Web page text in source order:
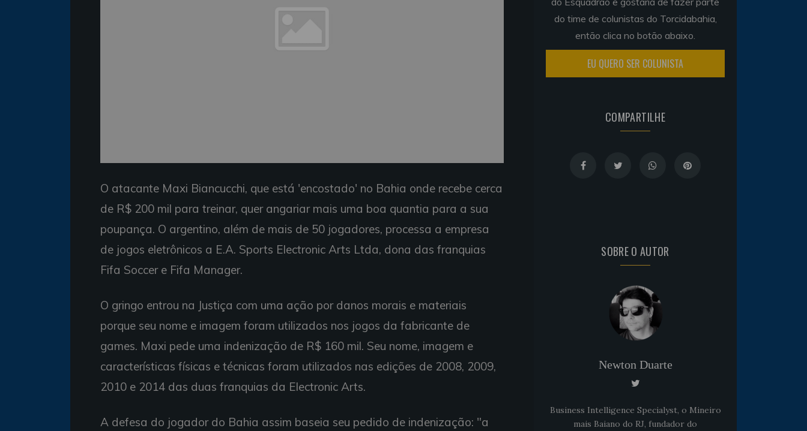
O atacante Maxi Biancucchi, que está 'encostado' no Bahia onde recebe cerca
de R$ 200 mil para treinar, quer angariar mais uma boa quantia para a sua
poupança. O argentino, além de mais de 50 jogadores, processa a empresa
de jogos eletrônicos a E.A. Sports Electronic Arts Ltda, dona das franquias
Fifa Soccer e Fifa Manager.
O gringo entrou na Justiça com uma ação por danos morais e materiais
porque seu nome e imagem foram utilizados nos jogos da fabricante de
games. Maxi pede uma indenização de R$ 160 mil. Seu nome, imagem e
características físicas e técnicas foram utilizados nas edições de 2008, 2009,
2010 e 2014 das duas franquias da Electronic Arts.
A defesa do jogador do Bahia assim baseia seu pedido de indenização: "a
do time de colunistas do Torcidabahia,
então clica no botão abaixo.
EU QUERO SER COLUNISTA
COMPARTILHE
SOBRE O AUTOR
Newton Duarte
Business Intelligence Specialyst, o Mineiro
mais Baiano do RJ, fundador do